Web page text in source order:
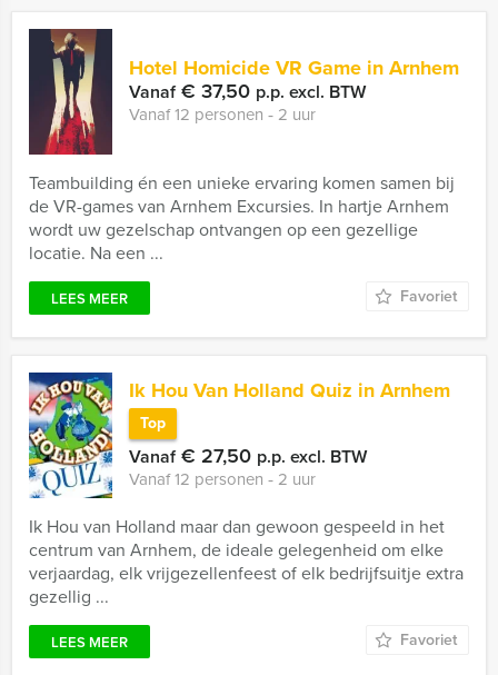
Hotel Homicide VR Game in Arnhem
Vanaf€ 37,50 p.p. excl. BTW
Vanaf 12 personen ‐ 2 uur
Teambuilding én een unieke ervaring komen samen bij
de VR-games van Arnhem Excursies. In hartje Arnhem
wordt uw gezelschap ontvangen op een gezellige
locatie. Na een ...
LEES MEER Favoriet
Ik Hou Van Holland Quiz in Arnhem
Top
Vanaf€ 27,50 p.p. excl. BTW
Vanaf 12 personen ‐ 2 uur
Ik Hou van Holland maar dan gewoon gespeeld in het
centrum van Arnhem, de ideale gelegenheid om elke
verjaardag, elk vrijgezellenfeest of elk bedrijfsuitje extra
gezellig ...
LEES MEER Favoriet